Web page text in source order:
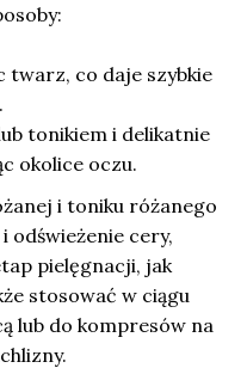
twarz, co daje szybkie
tonikiem i delikatnie
okolice oczu.
i toniku różanego
odświeżenie cery,
pielęgnacji, jak
stosować w ciągu
lub do kompresów na